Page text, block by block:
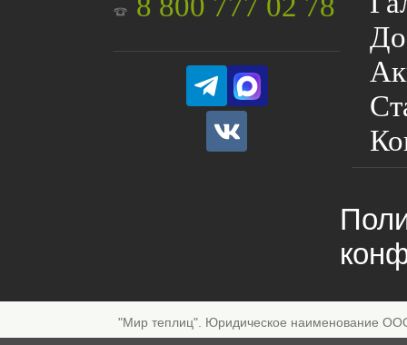
"Мир теплиц". Юридическое наименование